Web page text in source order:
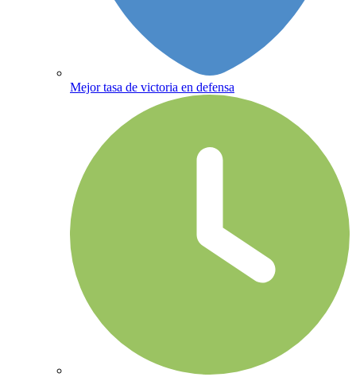
Mejor tasa de victoria en defensa